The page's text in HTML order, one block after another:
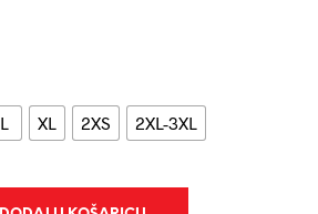
L XL 2XS 2XL-3XL